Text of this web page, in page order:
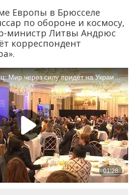
Европы в Брюсселе
по обороне и космосу,
министр Литвы Андрюс
корреспондент